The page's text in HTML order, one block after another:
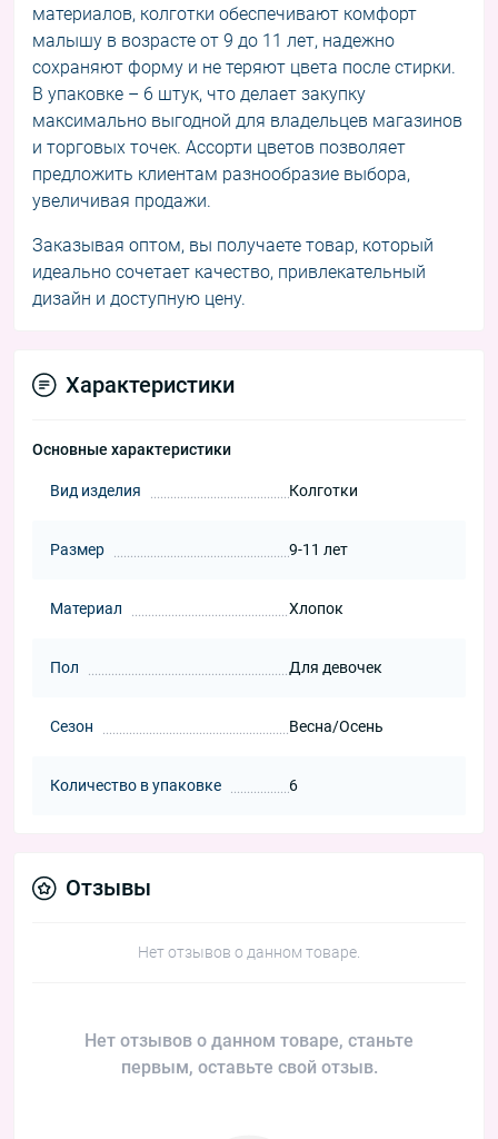
материалов, колготки обеспечивают комфорт
малышу в возрасте от 9 до 11 лет, надежно
сохраняют форму и не теряют цвета после стирки.
В упаковке – 6 штук, что делает закупку
максимально выгодной для владельцев магазинов
и торговых точек. Ассорти цветов позволяет
предложить клиентам разнообразие выбора,
увеличивая продажи.
Заказывая оптом, вы получаете товар, который
идеально сочетает качество, привлекательный
дизайн и доступную цену.
Характеристики
Основные характеристики
Вид изделия Колготки
Размер 9-11 лет
Материал Хлопок
Пол Для девочек
Сезон Весна/Осень
Количество в упаковке 6
Отзывы
Нет отзывов о данном товаре.
Нет отзывов о данном товаре, станьте
первым, оставьте свой отзыв.